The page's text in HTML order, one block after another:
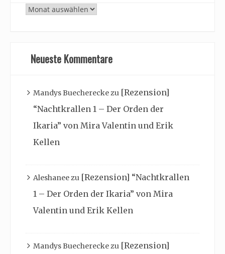
Archiv
Neueste Kommentare
Mandys Buechereckezu [Rezension]
“Nachtkrallen 1 – Der Orden der
Ikaria” von Mira Valentin und Erik
Kellen
Aleshaneezu [Rezension] “Nachtkrallen
1 – Der Orden der Ikaria” von Mira
Valentin und Erik Kellen
Mandys Buechereckezu [Rezension]